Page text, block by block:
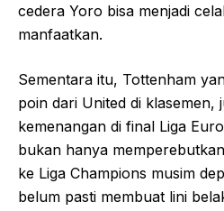
cedera Yoro bisa menjadi
manfaatkan.
Sementara itu, Tottenham
poin dari United di klasemen,
kemenangan di final Liga
bukan hanya
ke Liga Champions musim
belum pasti membuat lini